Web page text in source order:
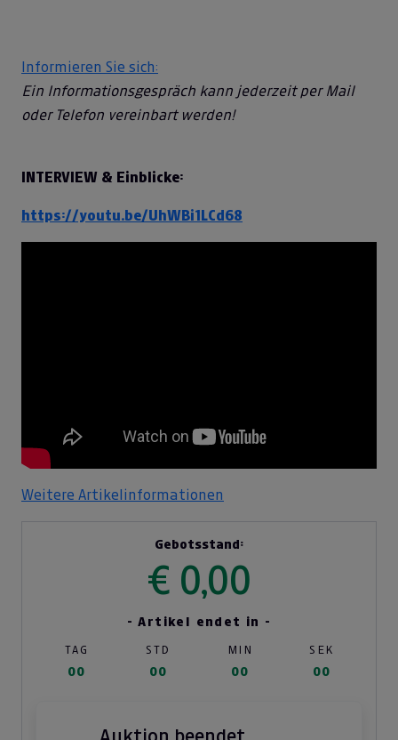
Informieren Sie sich:
Ein Informationsgespräch kann jederzeit per Mail
oder Telefon vereinbart werden!
INTERVIEW & Einblicke:
https://youtu.be/UhWBi1LCd68
Weitere Artikelinformationen
Gebotsstand:
€ 0,00
- Artikel endet in -
TAG STD MIN SEK
00 00 00 00
Auktion beendet